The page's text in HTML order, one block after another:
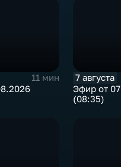
11 мин
7 августа
Эфир от
(08:35)